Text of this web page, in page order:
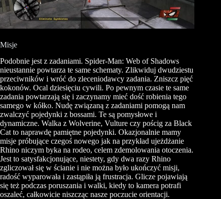
Misje
Podobnie jest z zadaniami. Spider-Man: Web of Shadows
nieustannie powtarza te same schematy. Zlikwiduj dwudziestu
przeciwników i wróć do zleceniodawcy zadania. Zniszcz pięć
kokonów. Ocal dziesięciu cywili. Po pewnym czasie te same
zadania powtarzają się i zaczynamy mieć dość robienia tego
samego w kółko. Nudę związaną z zadaniami pomogą nam
zwalczyć pojedynki z bossami. Te są pomysłowe i
dynamiczne. Walka z Wolverine, Vulture czy pościg za Black
Cat to naprawdę pamiętne pojedynki. Okazjonalnie mamy
misje próbujące czegoś nowego jak na przykład ujeżdżanie
Rhino niczym byka na rodeo, celem zdemolowania otoczenia.
Jest to satysfakcjonujące, niestety, gdy dwa razy Rhino
zgliczowałsię w ścianie i nie można było ukończyć misji,
radość wyparowała i zastąpiła ją frustracja. Glicze pojawiają
się też podczas poruszania i walki, kiedy to kamera potrafi
oszaleć, całkowicie niszcząc nasze poczucie orientacji.